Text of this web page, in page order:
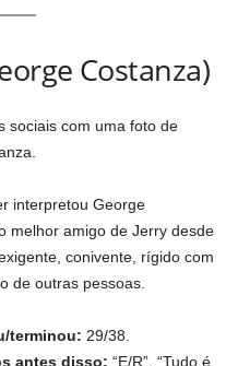
Costanza)
sociais com uma foto de
interpretou George
melhor amigo de Jerry desde
conivente, rígido com
de outras pessoas.
terminou: 29/38.
antes disso: “E/R”, “Tudo é